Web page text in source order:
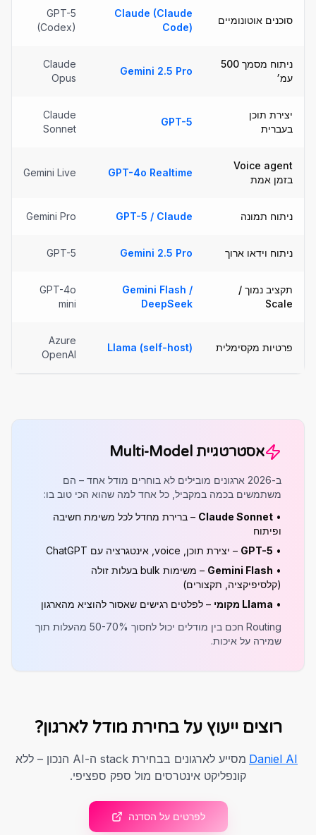
סוכנים אוטונומיים
Claude (Claude
Code)
GPT-5
(Codex)
ניתוח מסמך 500
עמ׳
Gemini 2.5 Pro
Claude
Opus
יצירת תוכן
בעברית
GPT-5
Claude
Sonnet
Voice agent
בזמן אמת
GPT-4o Realtime
Gemini Live
ניתוח תמונה GPT-5 / Claude
Gemini Pro
ניתוח וידאו ארוך Gemini 2.5 Pro
GPT-5
תקציב נמוך /
Scale
Gemini Flash /
DeepSeek
GPT-4o
mini
פרטיות מקסימלית Llama (self-host)
Azure
OpenAI
אסטרטגיית Multi-Model
ב-2026 ארגונים מובילים לא בוחרים מודל אחד – הם
משתמשים בכמה במקביל, כל אחד למה שהוא הכי טוב בו:
•
Claude Sonnet – ברירת מחדל לכל משימת חשיבה
ופיתוח
•
GPT-5 – יצירת תוכן, voice, אינטגרציה עם ChatGPT
•
Gemini Flash
– משימות bulk בעלות זולה
(קלסיפיקציה, תקצורים)
• Llama מקומי
– לפלטים רגישים שאסור להוציא מהארגון
Routing חכם בין מודלים יכול לחסוך 50-70% מהעלות תוך
שמירה על איכות.
רוצים ייעוץ על בחירת מודל לארגון?
Daniel AI
מסייע לארגונים בבחירת stack ה-AI הנכון – ללא
קונפליקט אינטרסים מול ספק ספציפי.
לפרטים על הסדנה